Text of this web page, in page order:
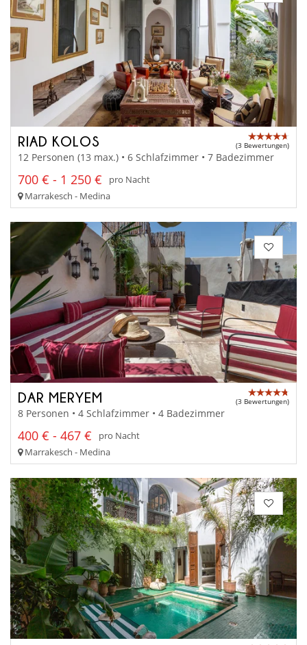
RIAD KOLOS (3 Bewertungen)
12 Personen (13 max.) • 6 Schlafzimmer • 7 Badezimmer
700 € - 1 250 €
pro Nacht
Marrakesch - Medina
DAR MERYEM (3 Bewertungen)
8 Personen • 4 Schlafzimmer • 4 Badezimmer
400 € - 467 €
pro Nacht
Marrakesch - Medina